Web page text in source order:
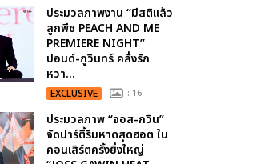
ประมวลภาพงาน “มีสติแล้ว
ลูกพีช PEACH AND ME
PREMIERE NIGHT”
ปอนด์-ภูวินทร์ คลั่งรัก
หวา...
EXCLUSIVE : 16
ประมวลภาพ “จอส-กวิน”
จัดปาร์ตี้ริมหาดสุดฮอต ใน
คอนเสิร์ตครั้งยิ่งใหญ่